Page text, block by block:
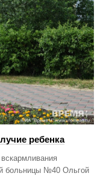
ребенка
больницы №40 Ольгой